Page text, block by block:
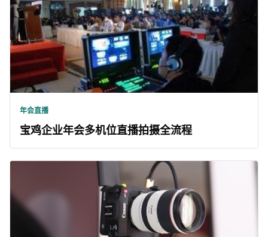
年会直播
宝鸡企业年会多机位直播拍摄全流程